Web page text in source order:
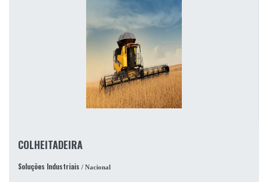
COLHEITADEIRA
Soluções Industriais / Nacional